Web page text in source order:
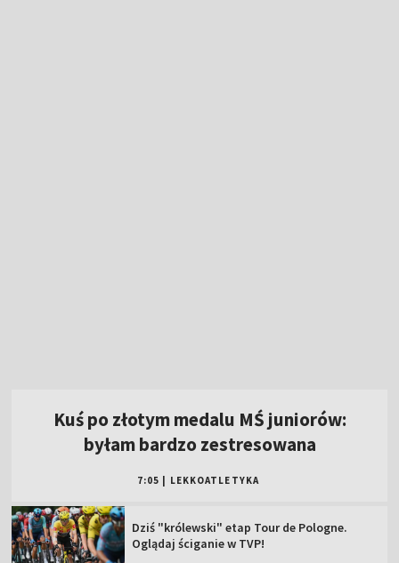
Kuś po złotym medalu MŚ juniorów:
byłam bardzo zestresowana
7:05 LEKKOATLETYKA
Dziś "królewski" etap Tour de Pologne.
Oglądaj ściganie w TVP!